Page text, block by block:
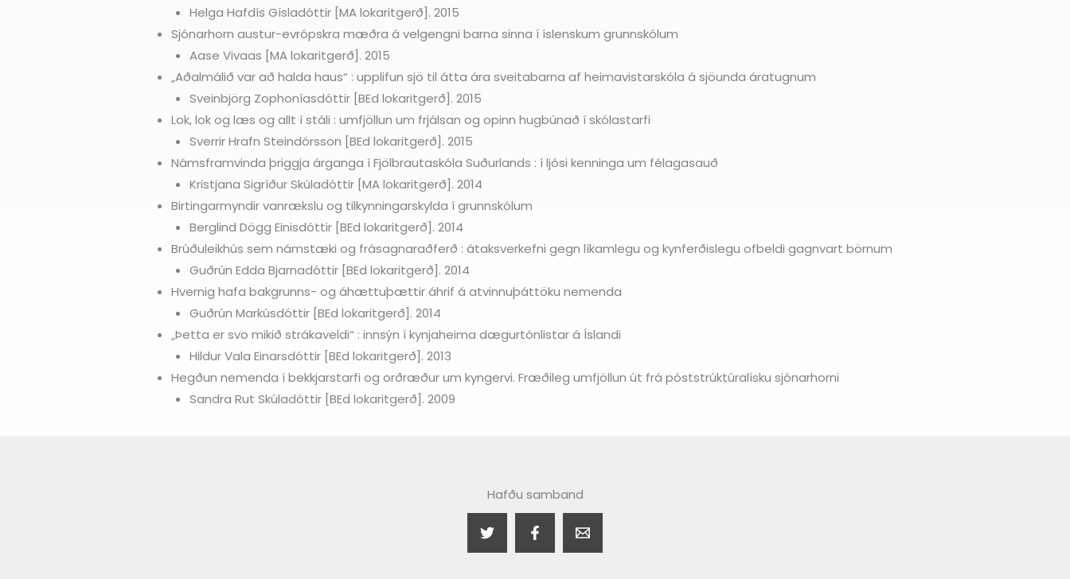
Helga Hafdís Gísladóttir [MA lokaritgerð]. 2015
Sjónarhorn austur-evrópskra mæðra á velgengni barna sinna í íslenskum grunnskólum
Aase Vivaas [MA lokaritgerð]. 2015
„Aðalmálið var að halda haus“ : upplifun sjö til átta ára sveitabarna af heimavistarskóla á sjöunda áratugnum
Sveinbjörg Zophoníasdóttir [BEd lokaritgerð]. 2015
Lok, lok og læs og allt í stáli : umfjöllun um frjálsan og opinn hugbúnað í skólastarfi
Sverrir Hrafn Steindórsson [BEd lokaritgerð]. 2015
Námsframvinda þriggja árganga í Fjölbrautaskóla Suðurlands : í ljósi kenninga um félagasauð
Kristjana Sigríður Skúladóttir [MA lokaritgerð]. 2014
Birtingarmyndir vanrækslu og tilkynningarskylda í grunnskólum
Berglind Dögg Einisdóttir [BEd lokaritgerð]. 2014
Brúðuleikhús sem námstæki og frásagnaraðferð : átaksverkefni gegn líkamlegu og kynferðislegu ofbeldi gagnvart börnum
Guðrún Edda Bjarnadóttir [BEd lokaritgerð]. 2014
Hvernig hafa bakgrunns- og áhættuþættir áhrif á atvinnuþáttöku nemenda
Guðrún Markúsdóttir [BEd lokaritgerð]. 2014
„Þetta er svo mikið strákaveldi“ : innsýn í kynjaheima dægurtónlistar á Íslandi
Hildur Vala Einarsdóttir [BEd lokaritgerð]. 2013
Hegðun nemenda í bekkjarstarfi og orðræður um kyngervi. Fræðileg umfjöllun út frá póststrúktúralísku sjónarhorni
Sandra Rut Skúladóttir [BEd lokaritgerð]. 2009
Hafðu samband